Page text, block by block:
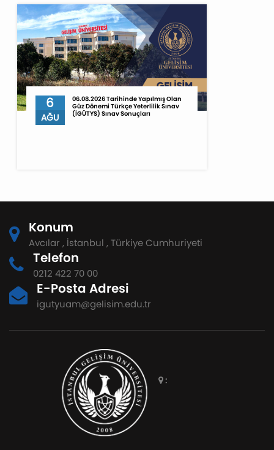
6
AĞU
06.08.2026 Tarihinde Yapılmış Olan
Güz Dönemi Türkçe Yeterlilik Sınav
(İGÜTYS) Sınav Sonuçları
Konum
Avcılar , İstanbul , Türkiye Cumhuriyeti
Telefon
0212 422 70 00
E-Posta Adresi
igutyuam@gelisim.edu.tr
: